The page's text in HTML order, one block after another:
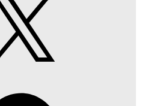
Facebook